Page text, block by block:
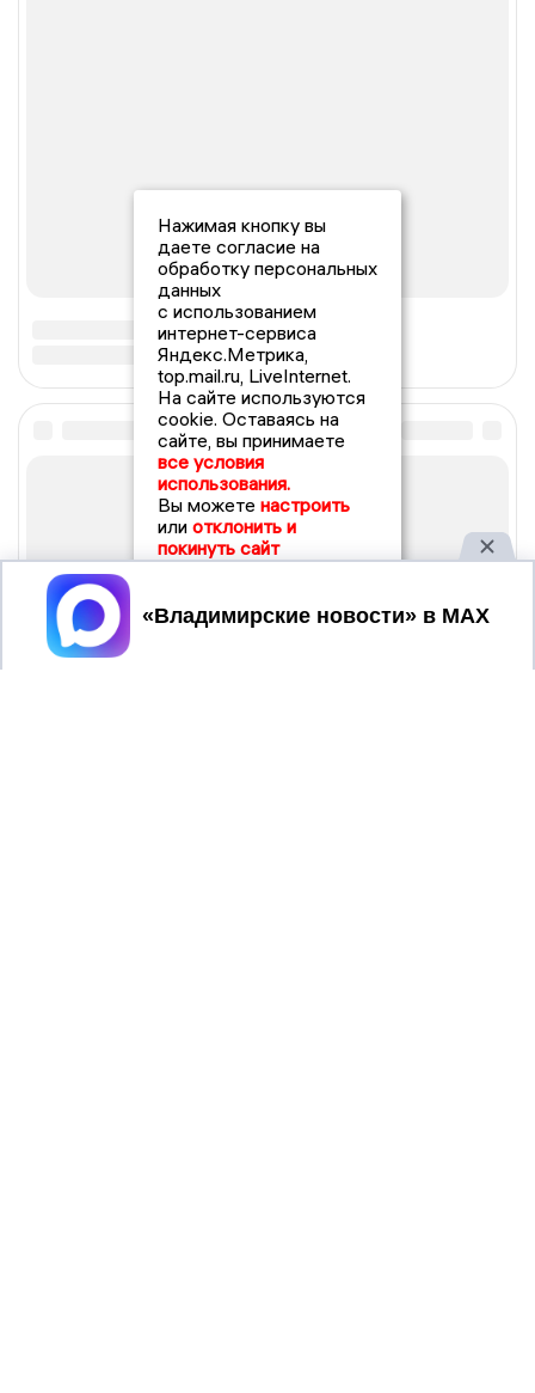
Нажимая кнопку вы
даете согласие на
обработку персональных
данных
с использованием
интернет-сервиса
Яндекс.Метрика,
top.mail.ru, LiveInternet.
На сайте используются
cookie. Оставаясь на
сайте, вы принимаете
все условия
использования.
Вы можете настроить
или отклонить и
покинуть сайт
Принять